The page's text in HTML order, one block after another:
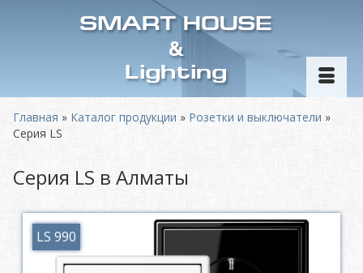
SMART HOUSE
&
Lighting
Главная » Каталог продукции » Розетки и выключатели »
Серия LS
Серия LS в Алматы
LS 990